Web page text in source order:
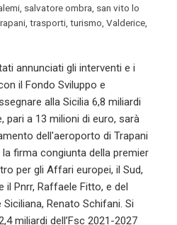
, salvatore ombra, san vito lo
, trasporti, turismo, Valderice,
annunciati gli interventi e i
il Fondo Sviluppo e
alla Sicilia 6,8 miliardi
pari a 13 milioni di euro, sarà
dell'aeroporto di Trapani
firma congiunta della premier
per gli Affari europei, il Sud,
il Pnrr, Raffaele Fitto, e del
Renato Schifani. Si
miliardi dell’Fsc 2021-2027